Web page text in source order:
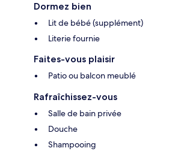
Dormez bien
Lit de bébé (supplément)
Literie fournie
Faites-vous plaisir
Patio ou balcon meublé
Rafraîchissez-vous
Salle de bain privée
Douche
Shampooing